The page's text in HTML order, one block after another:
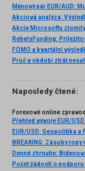
Měnový pár EUR/AUD:
RebelsFunding:
FOMO a kvartální
Proč v období ztrát
Naposledy čtené:
Forexové online
Přehled vývoje EUR/
EUR/USD: Geopolitika
BREAKING: Zásoby